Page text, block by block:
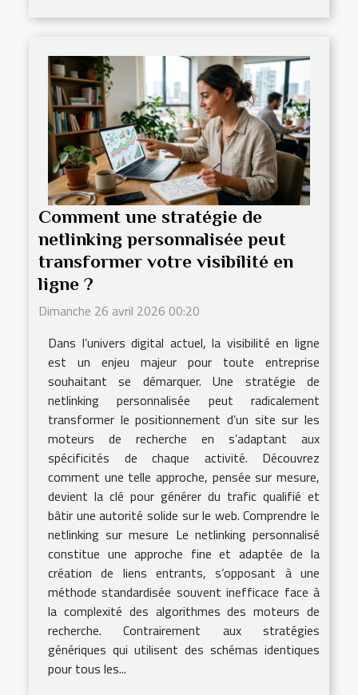
Comment une stratégie de
netlinking personnalisée peut
transformer votre visibilité en
ligne ?
Dimanche 26 avril 2026 00:20
Dans l’univers digital actuel, la visibilité en ligne
est un enjeu majeur pour toute entreprise
souhaitant se démarquer. Une stratégie de
netlinking personnalisée peut radicalement
transformer le positionnement d’un site sur les
moteurs de recherche en s’adaptant aux
spécificités de chaque activité. Découvrez
comment une telle approche, pensée sur mesure,
devient la clé pour générer du trafic qualifié et
bâtir une autorité solide sur le web. Comprendre le
netlinking sur mesure Le netlinking personnalisé
constitue une approche fine et adaptée de la
création de liens entrants, s’opposant à une
méthode standardisée souvent inefficace face à
la complexité des algorithmes des moteurs de
recherche. Contrairement aux stratégies
génériques qui utilisent des schémas identiques
pour tous les...